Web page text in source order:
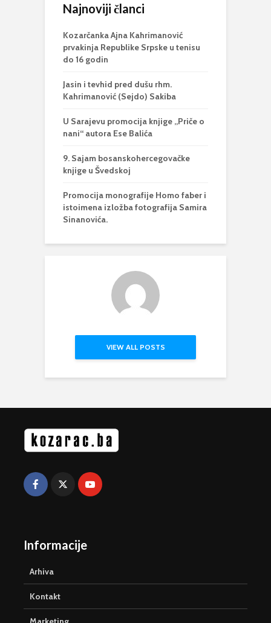
Najnoviji članci
Kozarčanka Ajna Kahrimanović
prvakinja Republike Srpske u tenisu
do 16 godin
Jasin i tevhid pred dušu rhm.
Kahrimanović (Sejdo) Sakiba
U Sarajevu promocija knjige „Priče o
nani“ autora Ese Balića
9. Sajam bosanskohercegovačke
knjige u Švedskoj
Promocija monografije Homo faber i
istoimena izložba fotografija Samira
Sinanovića.
VIEW ALL POSTS
Informacije
Arhiva
Kontakt